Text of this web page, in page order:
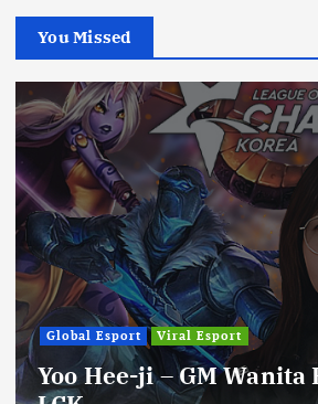
s
t
s
p
a
g
You Missed
Global Esport Viral Esport
Yoo Hee-ji – GM Wanita